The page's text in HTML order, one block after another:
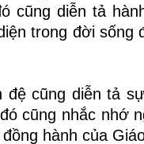
cũng diễn tả
trong đời
đệ cũng diễn tả
cũng nhắc nhớ
hành của